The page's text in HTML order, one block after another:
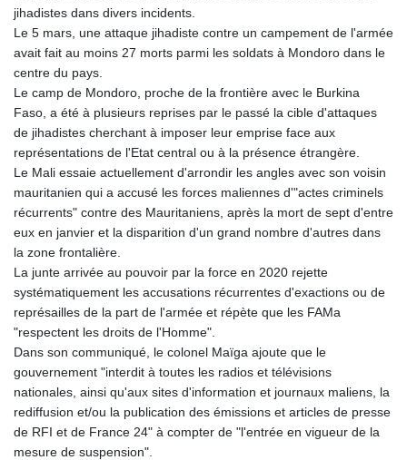
jihadistes dans divers incidents.
Le 5 mars, une attaque jihadiste contre un campement de l'armée
avait fait au moins 27 morts parmi les soldats à Mondoro dans le
centre du pays.
Le camp de Mondoro, proche de la frontière avec le Burkina
Faso, a été à plusieurs reprises par le passé la cible d'attaques
de jihadistes cherchant à imposer leur emprise face aux
représentations de l'Etat central ou à la présence étrangère.
Le Mali essaie actuellement d'arrondir les angles avec son voisin
mauritanien qui a accusé les forces maliennes d'"actes criminels
récurrents" contre des Mauritaniens, après la mort de sept d'entre
eux en janvier et la disparition d'un grand nombre d'autres dans
la zone frontalière.
La junte arrivée au pouvoir par la force en 2020 rejette
systématiquement les accusations récurrentes d'exactions ou de
représailles de la part de l'armée et répète que les FAMa
"respectent les droits de l'Homme".
Dans son communiqué, le colonel Maïga ajoute que le
gouvernement "interdit à toutes les radios et télévisions
nationales, ainsi qu'aux sites d'information et journaux maliens, la
rediffusion et/ou la publication des émissions et articles de presse
de RFI et de France 24" à compter de "l'entrée en vigueur de la
mesure de suspension".